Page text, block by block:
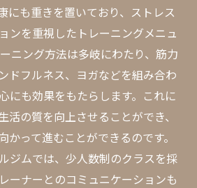
にも重きを置いており、ストレス
ンを重視したトレーニングメニュ
ニング方法は多岐にわたり、筋力
ドフルネス、ヨガなどを組み合わ
にも効果をもたらします。これに
活の質を向上させることができ、
かって進むことができるのです。
ジムでは、少人数制のクラスを採
ーナーとのコミュニケーションも